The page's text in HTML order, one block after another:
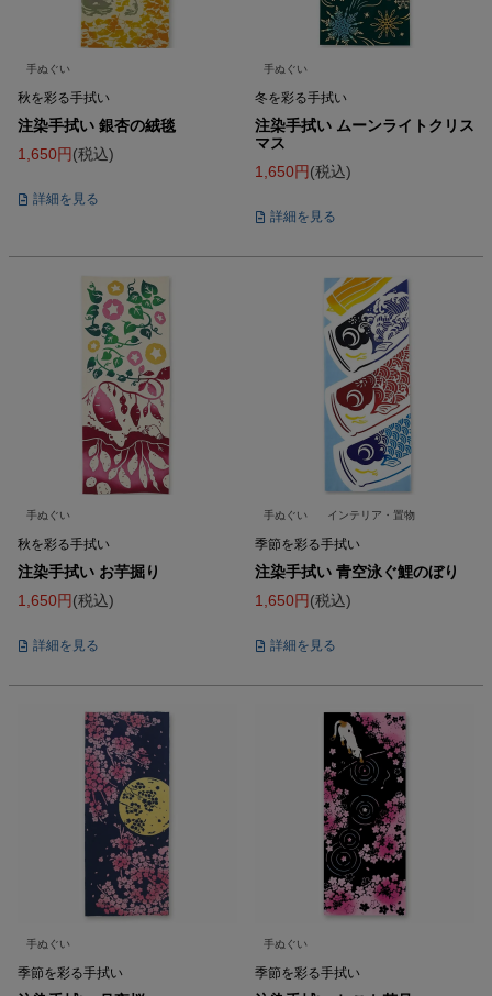
手ぬぐい
秋を彩る手拭い
注染手拭い 銀杏の絨毯
1,650
税込
詳細を見る
手ぬぐい
冬を彩る手拭い
注染手拭い ムーンライトクリス
マス
1,650
税込
詳細を見る
手ぬぐい
秋を彩る手拭い
注染手拭い お芋掘り
1,650
税込
詳細を見る
手ぬぐい インテリア・置物
季節を彩る手拭い
注染手拭い 青空泳ぐ鯉のぼり
1,650
税込
詳細を見る
手ぬぐい
季節を彩る手拭い
手ぬぐい
季節を彩る手拭い